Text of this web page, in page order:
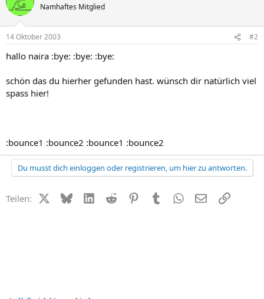
Namhaftes Mitglied
14 Oktober 2003 #2
hallo naira :bye: :bye: :bye:
schön das du hierher gefunden hast. wünsch dir natürlich viel
spass hier!
:bounce1 :bounce2 :bounce1 :bounce2
Du musst dich einloggen oder registrieren, um hier zu antworten.
Teilen: X (Twitter)
BlueskyLinkedIn
Reddit PinterestTumblr WhatsApp
E-MailLink